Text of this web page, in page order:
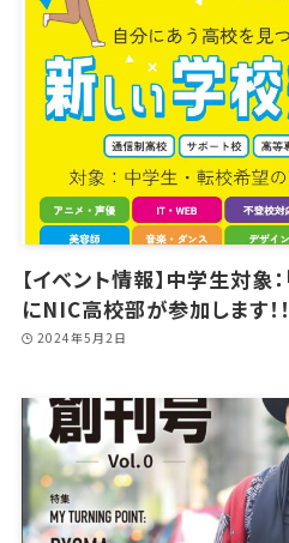
【イベント情報】中学生対象
にNIC高校部が参加します！！
2024年5月2日